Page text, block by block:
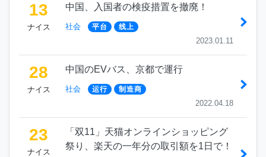
13
ナイス
中国、入国者の検疫措置を撤廃！
社会 平台 线上
2023.01.11
28
ナイス
中国のEVバス、京都で運行
社会 运行 制造商
2022.04.18
23
ナイス
「双11」天猫オンラインショッピング
祭り、楽天の一年分の取引額を1日で！